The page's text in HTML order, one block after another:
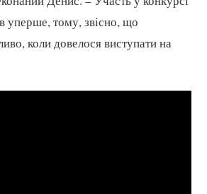
уперше, тому, звісно, що
коли довелося виступати на